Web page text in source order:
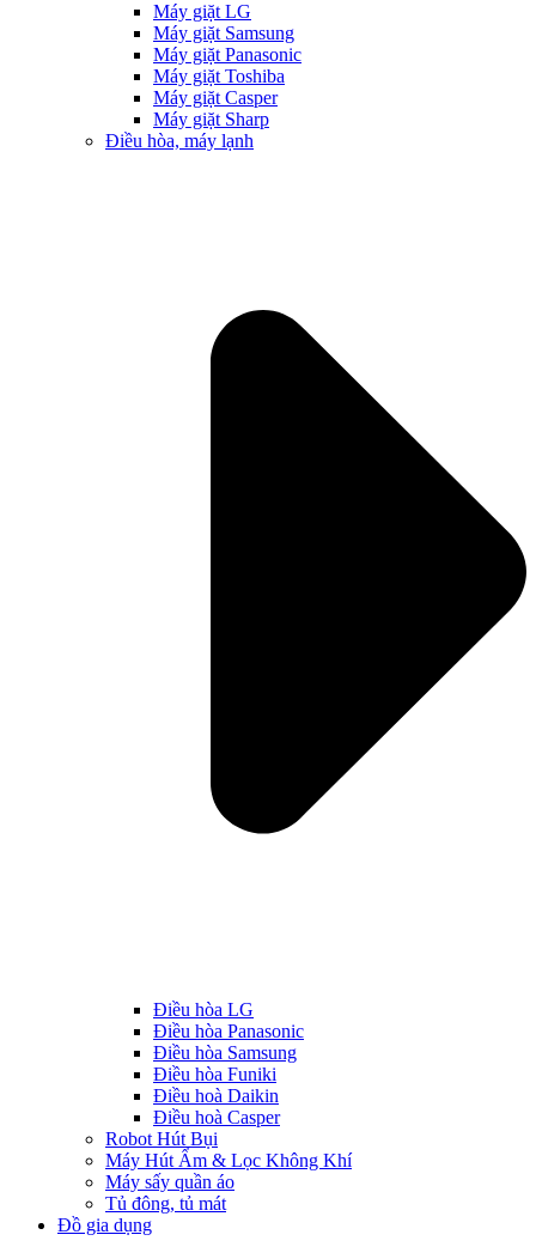
Máy giặt LG
Máy giặt Samsung
Máy giặt Panasonic
Máy giặt Toshiba
Máy giặt Casper
Máy giặt Sharp
Điều hòa, máy lạnh
Điều hòa LG
Điều hòa Panasonic
Điều hòa Samsung
Điều hòa Funiki
Điều hoà Daikin
Điều hoà Casper
Robot Hút Bụi
Máy Hút Ẩm & Lọc Không Khí
Máy sấy quần áo
Tủ đông, tủ mát
Đồ gia dụng